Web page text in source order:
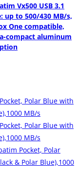
Vx500 USB 3.1
up to 500/430 MB/s,
One compatible,
compact aluminum